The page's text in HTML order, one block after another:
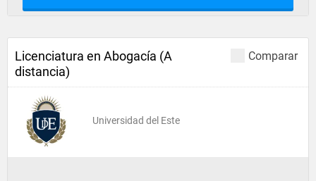
Comparar
Licenciatura en Abogacía (A
distancia)
Universidad del Este